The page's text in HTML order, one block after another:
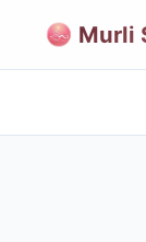
Murli